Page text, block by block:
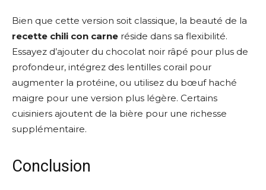
Bien que cette version soit classique, la beauté de la
recette chili con carne réside dans sa flexibilité.
Essayez d’ajouter du chocolat noir râpé pour plus de
profondeur, intégrez des lentilles corail pour
augmenter la protéine, ou utilisez du bœuf haché
maigre pour une version plus légère. Certains
cuisiniers ajoutent de la bière pour une richesse
supplémentaire.
Conclusion